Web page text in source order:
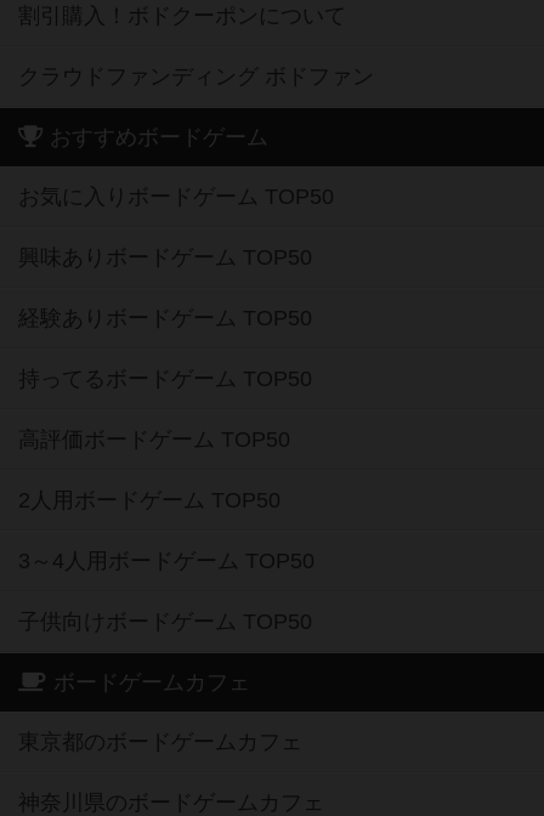
割引購入！ボドクーポンについて
クラウドファンディング ボドファン
おすすめボードゲーム
お気に入りボードゲーム TOP50
興味ありボードゲーム TOP50
経験ありボードゲーム TOP50
持ってるボードゲーム TOP50
高評価ボードゲーム TOP50
2人用ボードゲーム TOP50
3～4人用ボードゲーム TOP50
子供向けボードゲーム TOP50
ボードゲームカフェ
東京都のボードゲームカフェ
神奈川県のボードゲームカフェ